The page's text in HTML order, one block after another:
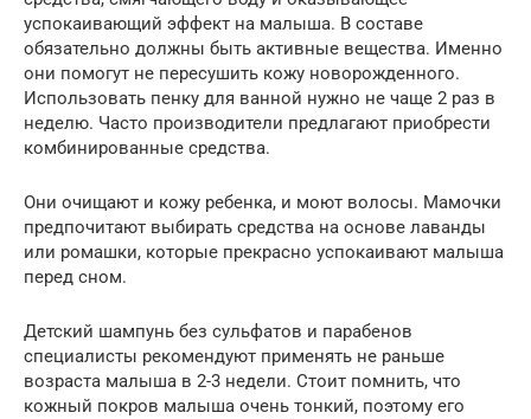
успокаивающий эффект на малыша. В составе
обязательно должны быть активные вещества. Именно
они помогут не пересушить кожу новорожденного.
Использовать пенку для ванной нужно не чаще 2 раз в
неделю. Часто производители предлагают приобрести
комбинированные средства.
Они очищают и кожу ребенка, и моют волосы. Мамочки
предпочитают выбирать средства на основе лаванды
или ромашки, которые прекрасно успокаивают малыша
перед сном.
Детский шампунь без сульфатов и парабенов
специалисты рекомендуют применять не раньше
возраста малыша в 2-3 недели. Стоит помнить, что
кожный покров малыша очень тонкий, поэтому его